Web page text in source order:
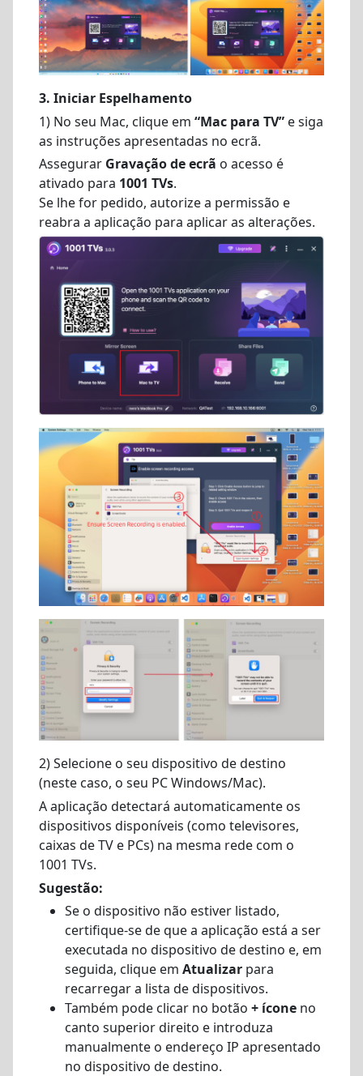
3. Iniciar Espelhamento
1) No seu Mac, clique em “Mac para TV” e siga
as instruções apresentadas no ecrã.
Assegurar Gravação de ecrã o acesso é
ativado para 1001 TVs.
Se lhe for pedido, autorize a permissão e
reabra a aplicação para aplicar as alterações.
2) Selecione o seu dispositivo de destino
(neste caso, o seu PC Windows/Mac).
A aplicação detectará automaticamente os
dispositivos disponíveis (como televisores,
caixas de TV e PCs) na mesma rede com o
1001 TVs.
Sugestão:
Se o dispositivo não estiver listado,
certifique-se de que a aplicação está a ser
executada no dispositivo de destino e, em
seguida, clique em Atualizar para
recarregar a lista de dispositivos.
Também pode clicar no botão + ícone no
canto superior direito e introduza
manualmente o endereço IP apresentado
no dispositivo de destino.